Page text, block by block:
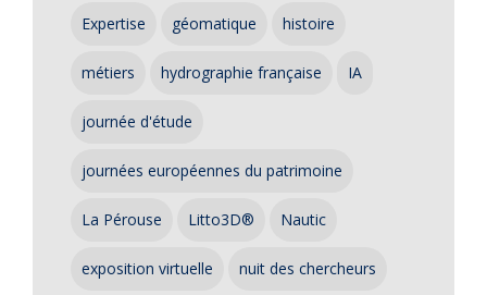
Expertise géomatique histoire
métiers hydrographie française IA
journée d'étude
journées européennes du patrimoine
La Pérouse Litto3D® Nautic
exposition virtuelle nuit des chercheurs